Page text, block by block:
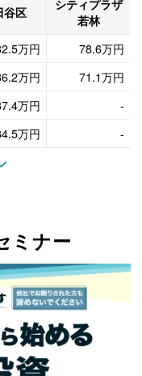
谷区
シティプラザ
若林
万円
78.6万円
万円
71.1万円
万円
-
万円
-
ミナー